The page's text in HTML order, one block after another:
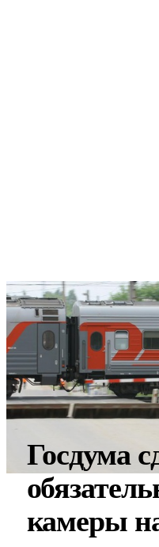
Госдума
камеры